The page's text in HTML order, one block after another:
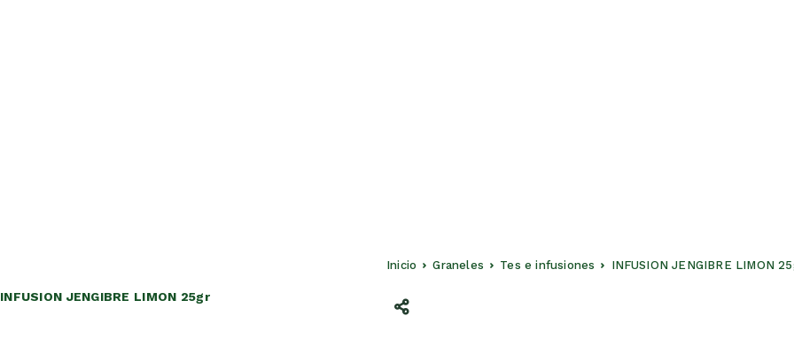
Inicio Graneles Tes e infusiones INFUSION JENGIBRE LIMON
INFUSION JENGIBRE LIMON 25gr